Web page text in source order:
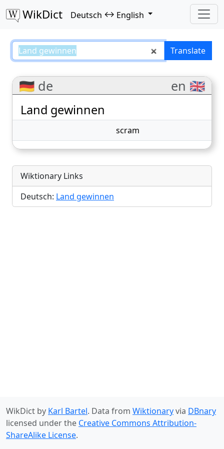
WikDict Deutsch ↔ English
Land gewinnen – Translate
🇩🇪 de en 🇬🇧
Land gewinnen
scram
Wiktionary Links
Deutsch: Land gewinnen
WikDict by Karl Bartel. Data from Wiktionaryvia DBnary
licensed under the Creative Commons Attribution-
ShareAlike License.